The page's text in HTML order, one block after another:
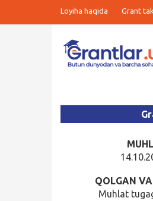
Loyiha haqida Grant
QOLGAN
Muhlat